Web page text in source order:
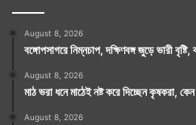
August 8, 2026
বঙ্গোপসাগরে নিম্নচাপ, দক্ষিণবঙ্গ জুড়ে ভারী
August 8, 2026
মাঠ ভরা ধনে মাঠেই নষ্ট করে দিচ্ছেন কৃষকরা,
August 8, 2026